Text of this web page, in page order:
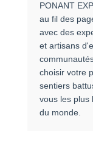
PONANT
au fil des
avec des
et artisans
choisir votre
sentiers
vous les plus
du monde.